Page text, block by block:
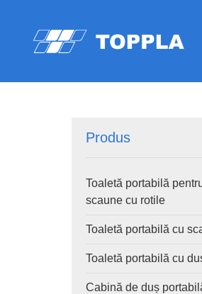
Produs
Toaletă portabilă
scaune cu rotile
Toaletă portabilă cu
Toaletă portabilă cu
Cabină de duș